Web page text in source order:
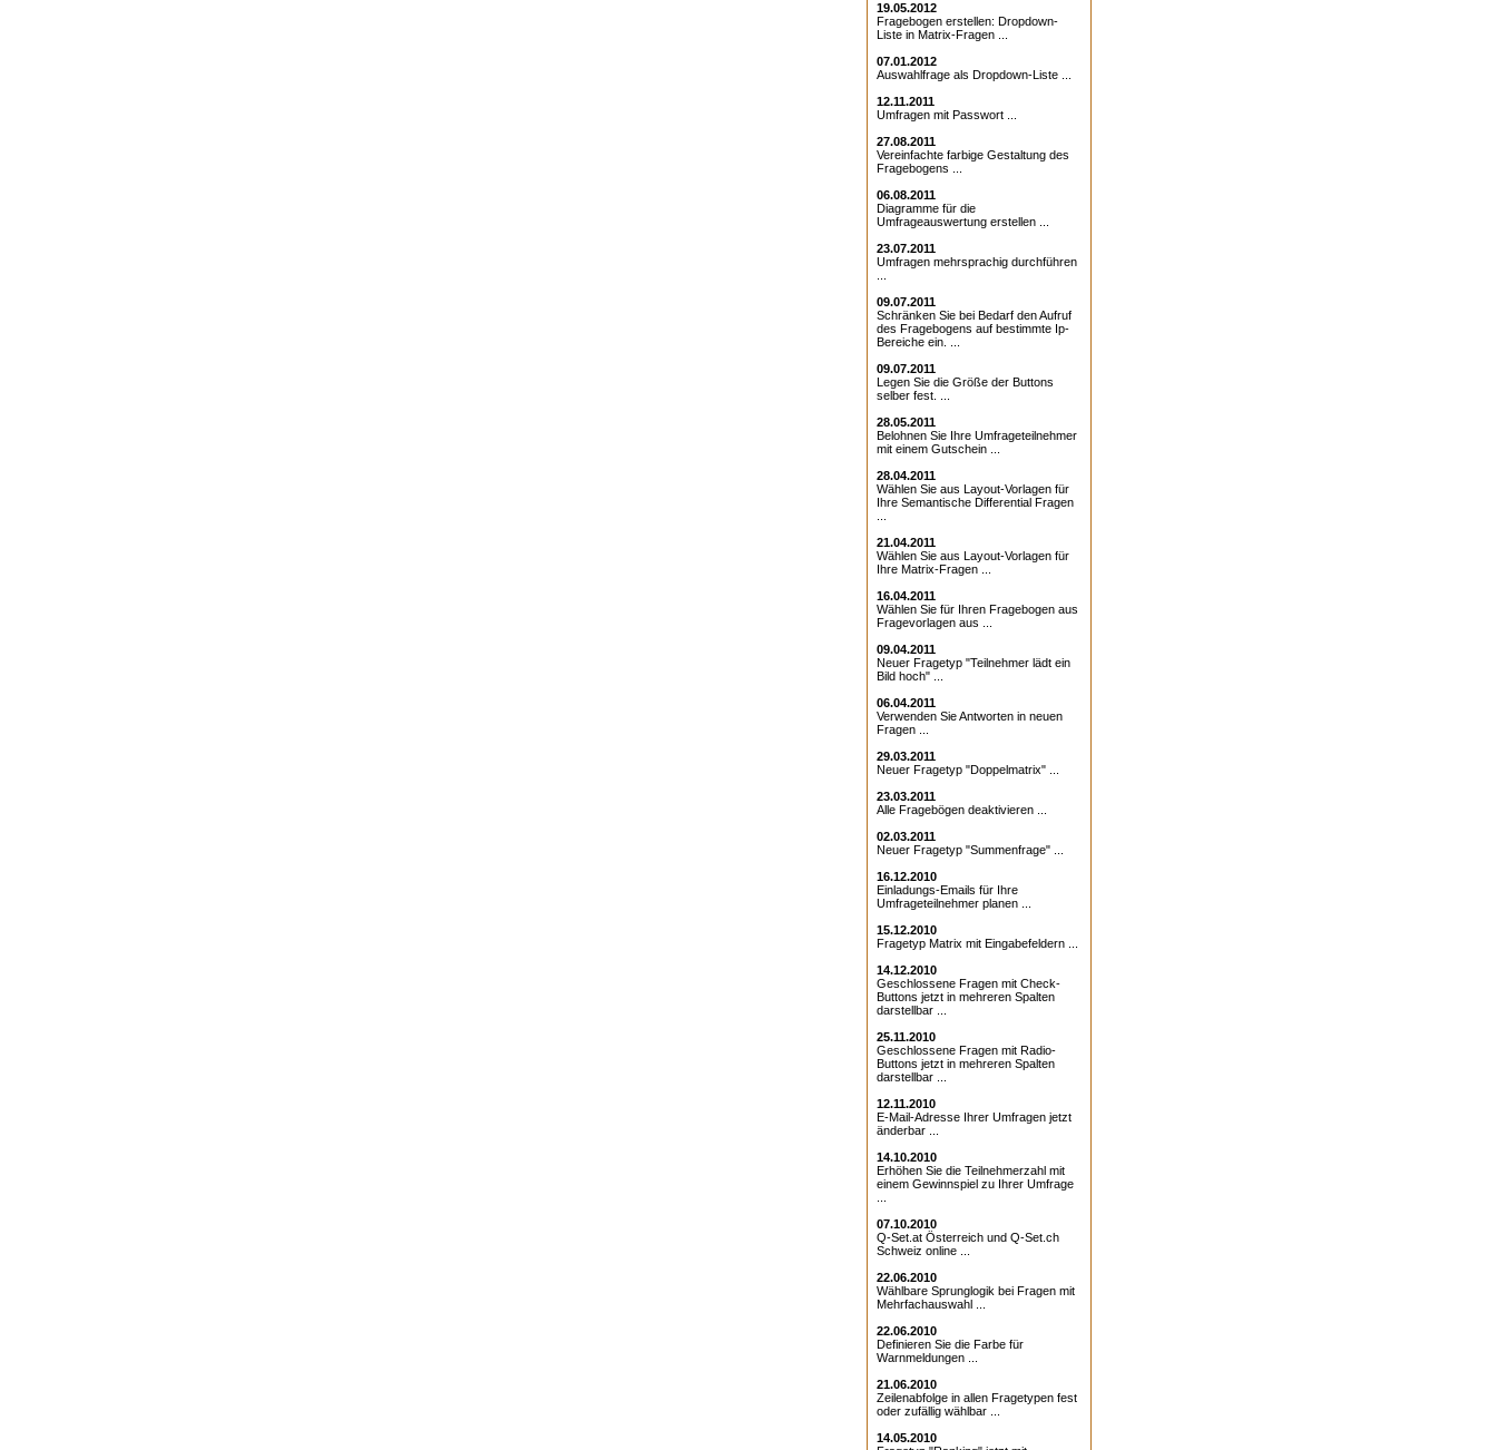
19.05.2012
Fragebogen erstellen: Dropdown-
Liste in Matrix-Fragen ...
07.01.2012
Auswahlfrage als Dropdown-Liste ...
12.11.2011
Umfragen mit Passwort ...
27.08.2011
Vereinfachte farbige Gestaltung des
Fragebogens ...
06.08.2011
Diagramme für die
Umfrageauswertung erstellen ...
23.07.2011
Umfragen mehrsprachig durchführen
09.07.2011
Schränken Sie bei Bedarf den Aufruf
des Fragebogens auf bestimmte Ip-
Bereiche ein. ...
09.07.2011
Legen Sie die Größe der Buttons
selber fest. ...
28.05.2011
Belohnen Sie Ihre Umfrageteilnehmer
mit einem Gutschein ...
28.04.2011
Wählen Sie aus Layout-Vorlagen für
Ihre Semantische Differential Fragen
21.04.2011
Wählen Sie aus Layout-Vorlagen für
Ihre Matrix-Fragen ...
16.04.2011
Wählen Sie für Ihren Fragebogen aus
Fragevorlagen aus ...
09.04.2011
Neuer Fragetyp "Teilnehmer lädt ein
Bild hoch" ...
06.04.2011
Verwenden Sie Antworten in neuen
Fragen ...
29.03.2011
Neuer Fragetyp "Doppelmatrix" ...
23.03.2011
Alle Fragebögen deaktivieren ...
02.03.2011
Neuer Fragetyp "Summenfrage" ...
16.12.2010
Einladungs-Emails für Ihre
Umfrageteilnehmer planen ...
15.12.2010
Fragetyp Matrix mit Eingabefeldern ...
14.12.2010
Geschlossene Fragen mit Check-
Buttons jetzt in mehreren Spalten
darstellbar ...
25.11.2010
Geschlossene Fragen mit Radio-
Buttons jetzt in mehreren Spalten
darstellbar ...
12.11.2010
E-Mail-Adresse Ihrer Umfragen jetzt
änderbar ...
14.10.2010
Erhöhen Sie die Teilnehmerzahl mit
einem Gewinnspiel zu Ihrer Umfrage
07.10.2010
Q-Set.at Österreich und Q-Set.ch
Schweiz online ...
22.06.2010
Wählbare Sprunglogik bei Fragen mit
Mehrfachauswahl ...
22.06.2010
Definieren Sie die Farbe für
Warnmeldungen ...
21.06.2010
Zeilenabfolge in allen Fragetypen fest
oder zufällig wählbar ...
14.05.2010